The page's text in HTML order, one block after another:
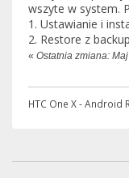
wszyte w system.
1. Ustawianie i
2. Restore z
« Ostatnia zmiana:
HTC One X - Android